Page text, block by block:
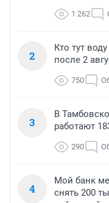
1 262
2
Кто тут
после 2
750
3
В
работают
290
4
Мой банк
снять 200